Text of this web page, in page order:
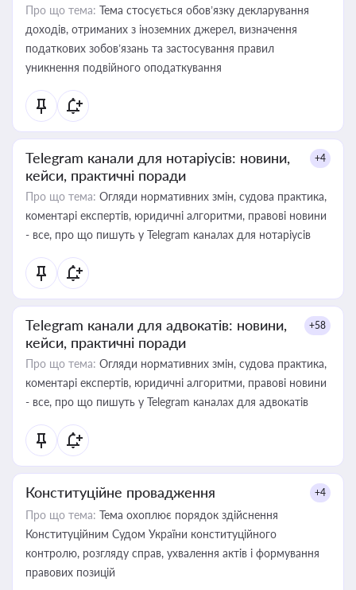
Про що тема: Тема стосується обов’язку декларування
доходів, отриманих з іноземних джерел, визначення
податкових зобов’язань та застосування правил
уникнення подвійного оподаткування
Telegram канали для нотаріусів: новини,
кейси, практичні поради
+4
Про що тема: Огляди нормативних змін, судова практика,
коментарі експертів, юридичні алгоритми, правові новини
- все, про що пишуть у Telegram каналах для нотаріусів
Telegram канали для адвокатів: новини,
кейси, практичні поради
+58
Про що тема: Огляди нормативних змін, судова практика,
коментарі експертів, юридичні алгоритми, правові новини
- все, про що пишуть у Telegram каналах для адвокатів
Конституційне провадження +4
Про що тема: Тема охоплює порядок здійснення
Конституційним Судом України конституційного
контролю, розгляду справ, ухвалення актів і формування
правових позицій